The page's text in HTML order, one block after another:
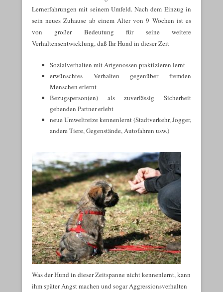
Lernerfahrungen mit seinem Umfeld. Nach dem Einzug in
sein neues Zuhause ab einem Alter von 9 Wochen ist es
von großer Bedeutung für seine weitere
Verhaltensentwicklung, daß Ihr Hund in dieser Zeit
Sozialverhalten mit Artgenossen praktizieren lernt
erwünschtes Verhalten gegenüber fremden
Menschen erlernt
Bezugsperson(en) als zuverlässig Sicherheit
gebenden Partner erlebt
neue Umweltreize kennenlernt (Stadtverkehr, Jogger,
andere Tiere, Gegenstände, Autofahren usw.)
Was der Hund in dieser Zeitspanne nicht kennenlernt, kann
ihm später Angst machen und sogar Aggressionsverhalten